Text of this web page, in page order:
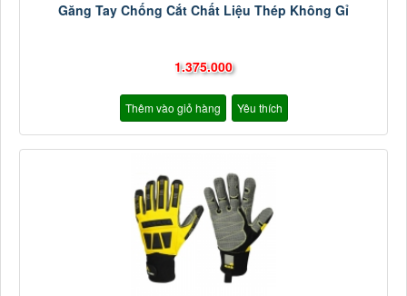
Găng Tay Chống Cắt Chất Liệu Thép Không Gỉ
1.375.000
Thêm vào giỏ hàng Yêu thích